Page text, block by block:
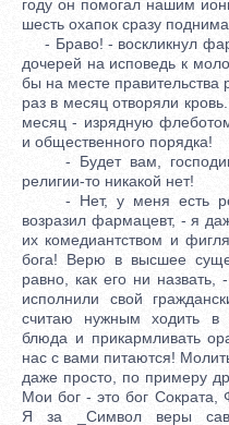
году он помогал нашим
шесть охапок сразу
- Браво! - воскликнул
дочерей на исповедь к
бы на месте
раз в месяц отворяли
месяц - изрядную
и общественного порядка!
- Будет вам,
религии-то никакой нет!
- Нет, у меня есть
возразил фармацевт, - я
их комедиантством и
бога! Верю в высшее
равно, как его ни
исполнили свой
считаю нужным ходить в
блюда и прикармливать
нас с вами питаются!
даже просто, по примеру
Мои бог - это бог Сократа,
Я за _Символ веры